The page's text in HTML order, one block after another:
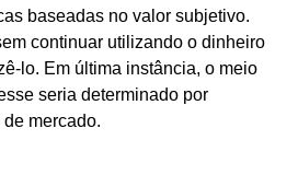
baseadas no valor subjetivo.
continuar utilizando o dinheiro
lo. Em última instância, o meio
seria determinado por
mercado.